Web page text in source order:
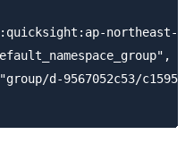
d-9567052c53/